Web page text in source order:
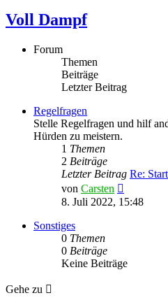
Voll Dampf
Forum
Themen
Beiträge
Letzter Beitrag
Regelfragen
Stelle Regelfragen und hilf
Hürden zu meistern.
1 Themen
2 Beiträge
Letzter Beitrag Re:
von Carsten
Beitrag
8. Juli 2022, 15:48
Sonstiges
0 Themen
0 Beiträge
Keine Beiträge
Gehe zu